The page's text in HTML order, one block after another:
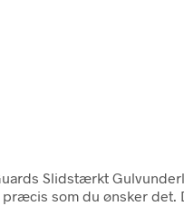
Slidstærkt
som du ønsker det.